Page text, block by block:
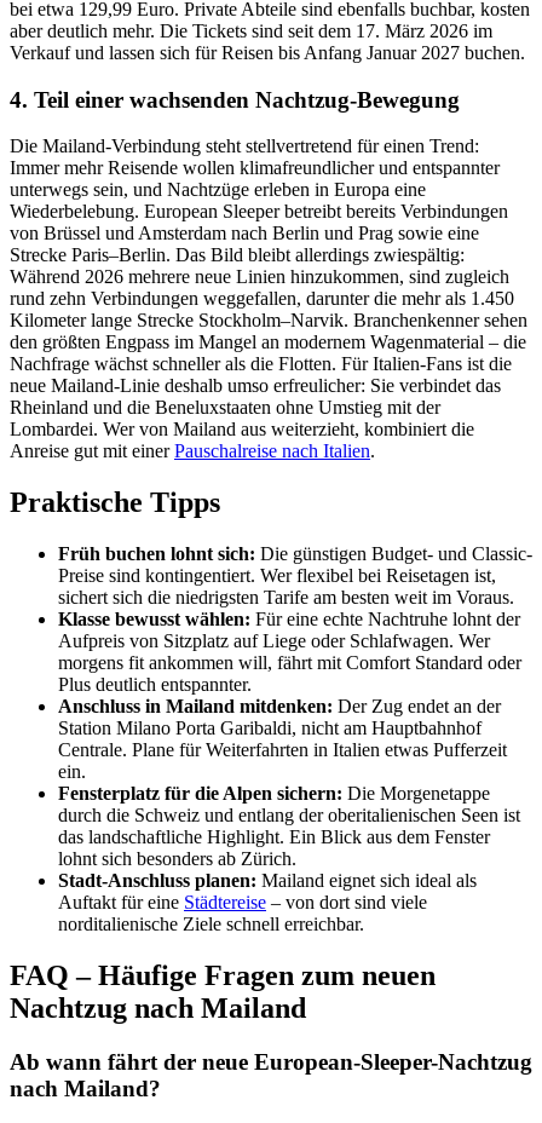
bei etwa 129,99 Euro. Private Abteile sind ebenfalls buchbar, kosten
aber deutlich mehr. Die Tickets sind seit dem 17. März 2026 im
Verkauf und lassen sich für Reisen bis Anfang Januar 2027 buchen.
4. Teil einer wachsenden Nachtzug-Bewegung
Die Mailand-Verbindung steht stellvertretend für einen Trend:
Immer mehr Reisende wollen klimafreundlicher und entspannter
unterwegs sein, und Nachtzüge erleben in Europa eine
Wiederbelebung. European Sleeper betreibt bereits Verbindungen
von Brüssel und Amsterdam nach Berlin und Prag sowie eine
Strecke Paris–Berlin. Das Bild bleibt allerdings zwiespältig:
Während 2026 mehrere neue Linien hinzukommen, sind zugleich
rund zehn Verbindungen weggefallen, darunter die mehr als 1.450
Kilometer lange Strecke Stockholm–Narvik. Branchenkenner sehen
den größten Engpass im Mangel an modernem Wagenmaterial – die
Nachfrage wächst schneller als die Flotten. Für Italien-Fans ist die
neue Mailand-Linie deshalb umso erfreulicher: Sie verbindet das
Rheinland und die Beneluxstaaten ohne Umstieg mit der
Lombardei. Wer von Mailand aus weiterzieht, kombiniert die
Anreise gut mit einerPauschalreise nach Italien.
Praktische Tipps
Früh buchen lohnt sich: Die günstigen Budget- und Classic-
Preise sind kontingentiert. Wer flexibel bei Reisetagen ist,
sichert sich die niedrigsten Tarife am besten weit im Voraus.
Klasse bewusst wählen: Für eine echte Nachtruhe lohnt der
Aufpreis von Sitzplatz auf Liege oder Schlafwagen. Wer
morgens fit ankommen will, fährt mit Comfort Standard oder
Plus deutlich entspannter.
Anschluss in Mailand mitdenken: Der Zug endet an der
Station Milano Porta Garibaldi, nicht am Hauptbahnhof
Centrale. Plane für Weiterfahrten in Italien etwas Pufferzeit
ein.
Fensterplatz für die Alpen sichern: Die Morgenetappe
durch die Schweiz und entlang der oberitalienischen Seen ist
das landschaftliche Highlight. Ein Blick aus dem Fenster
lohnt sich besonders ab Zürich.
Stadt-Anschluss planen: Mailand eignet sich ideal als
Auftakt für eine Städtereise – von dort sind viele
norditalienische Ziele schnell erreichbar.
FAQ – Häufige Fragen zum neuen
Nachtzug nach Mailand
Ab wann fährt der neue European-Sleeper-Nachtzug
nach Mailand?